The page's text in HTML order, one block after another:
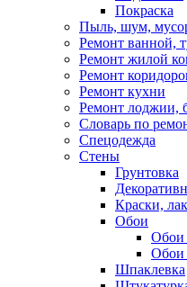
Покраска
Пыль, шум,
Ремонт ванной,
Ремонт жилой
Ремонт
Ремонт кухни
Ремонт лоджии,
Словарь по
Спецодежда
Стены
Грунтовка
Краски,
Обои
Обои
Обои
Шпаклевка